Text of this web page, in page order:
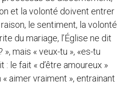
et la volonté doivent entrer
le sentiment, la volonté
du mariage, l’Église ne dit
», mais « veux-tu », «es-tu
: le fait « d’être amoureux »
aimer vraiment », entrainant